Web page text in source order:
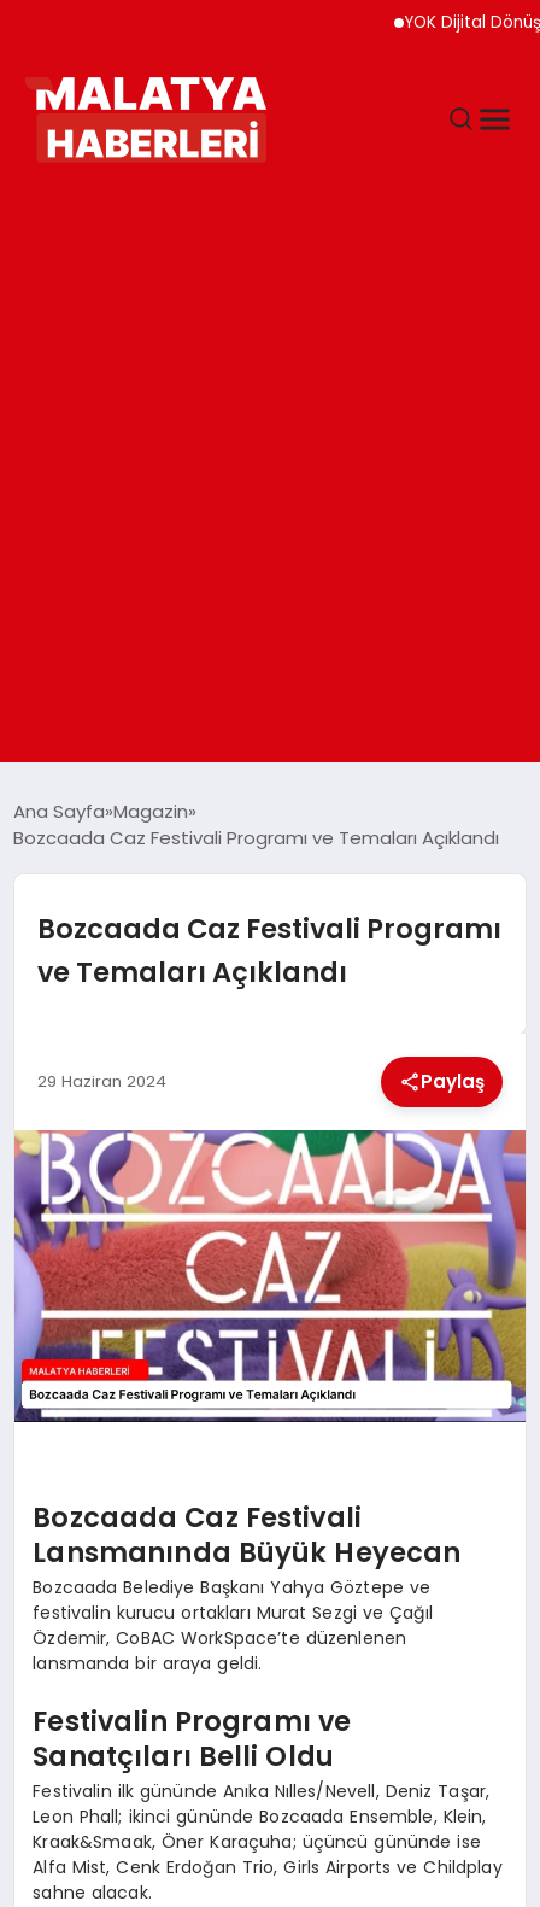
YOK Dijital
DÜNYA
EKONOMI
MAGAZIN
SAĞLIK
SIYASET
SPOR
Ana Sayfa Magazin
Bozcaada Caz Festivali Programı ve Temaları Açıklandı
Bozcaada Caz Festivali Programı
ve Temaları Açıklandı
29 Haziran 2024 Paylaş
Bozcaada Caz Festivali
Lansmanında Büyük Heyecan
Bozcaada Belediye Başkanı Yahya Göztepe ve
festivalin kurucu ortakları Murat Sezgi ve Çağıl
Özdemir, CoBAC WorkSpace’te düzenlenen
lansmanda bir araya geldi.
Festivalin Programı ve
Sanatçıları Belli Oldu
Festivalin ilk gününde Anıka Nılles/Nevell, Deniz Taşar,
Leon Phall; ikinci gününde Bozcaada Ensemble, Klein,
Kraak&Smaak, Öner Karaçuha; üçüncü gününde ise
Alfa Mist, Cenk Erdoğan Trio, Girls Airports ve Childplay
sahne alacak.